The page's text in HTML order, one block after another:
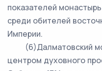
показателей
среди обителей
Империи.
(6)Далматовский
центром духовного